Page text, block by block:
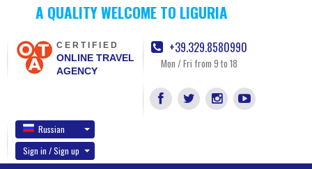
A QUALITY WELCOME TO LIGURIA
CERTIFIED
ONLINE TRAVEL
AGENCY
+39.329.8580990
Mon / Fri from 9 to 18
Russian
Sign in / Sign up